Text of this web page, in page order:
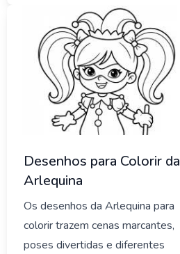
Desenhos para Colorir da
Arlequina
Os desenhos da Arlequina para
colorir trazem cenas marcantes,
poses divertidas e diferentes